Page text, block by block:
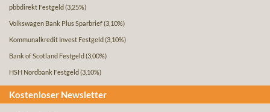
pbbdirekt Festgeld (3,25%)
Volkswagen Bank Plus Sparbrief(3,10%)
Kommunalkredit Invest Festgeld (3,10%)
Bank of Scotland Festgeld (3,00%)
HSH Nordbank Festgeld (3,10%)
Kostenloser Newsletter